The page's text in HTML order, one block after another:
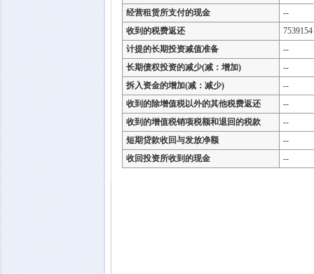
经营租赁所支付的现金
--
收到的税费返还
7539154
计提的长期投资减值准备
--
长期债权投资的减少(减：增加)
--
拆入资金的增加(减：减少)
--
收到的除增值税以外的其他税费返还
--
收到的增值税销项税额和退回的税款
--
短期贷款收回与发放净额
--
收回投资所收到的现金
--